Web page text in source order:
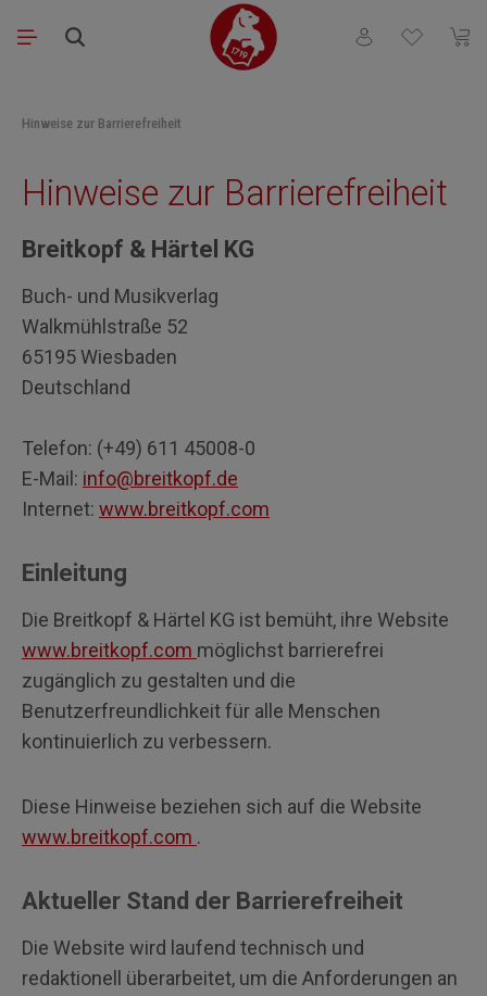
Passer au contenu principal
Vous avez 0Le
Hinweise zur Barrierefreiheit
Hinweise zur Barrierefreiheit
Breitkopf & Härtel KG
Buch- und Musikverlag
Walkmühlstraße 52
65195 Wiesbaden
Deutschland
Telefon: (+49) 611 45008-0
E-Mail: info@breitkopf.de
Internet: www.breitkopf.com
Einleitung
Die Breitkopf & Härtel KG ist bemüht, ihre Website
www.breitkopf.com möglichst barrierefrei
zugänglich zu gestalten und die
Benutzerfreundlichkeit für alle Menschen
kontinuierlich zu verbessern.
Diese Hinweise beziehen sich auf die Website
www.breitkopf.com .
Aktueller Stand der Barrierefreiheit
Die Website wird laufend technisch und
redaktionell überarbeitet, um die Anforderungen an